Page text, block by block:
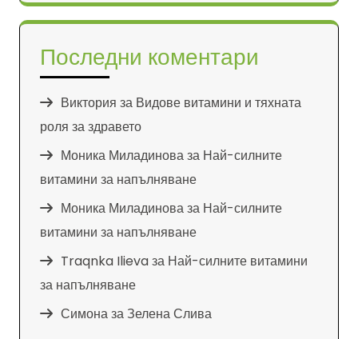
Последни коментари
Виктория за Видове витамини и тяхната
роля за здравето
Моника Миладиноваза Най-силните
витамини за напълняване
Моника Миладиноваза Най-силните
витамини за напълняване
Traqnka Ilievaза Най-силните витамини
за напълняване
СимоназаЗелена Слива